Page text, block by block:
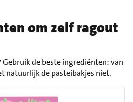
om zelf ragout
Gebruik de beste ingrediënten: van
natuurlijk de pasteibakjes niet.